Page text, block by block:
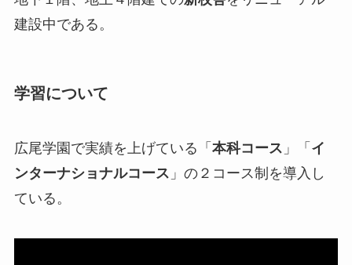
建設中である。
学習について
広尾学園で実績を上げている「 本科コース 」「 イ
ンターナショナルコース 」の２コース制を導入し
ている。